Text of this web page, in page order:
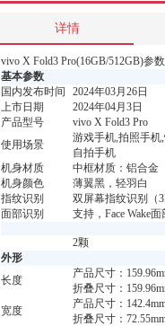
详情
vivo X Fold3 Pro(16GB/512GB)参
基本参数
国内发布时间
2024年03月26日
上市日期
2024年04月3日
产品型号
vivo X Fold3 Pro
使用场景
游戏手机,拍照手机
自拍手机
机身材质
中框材质：铝合金
机身颜色
薄翼黑，轻羽白
指纹识别
双屏幕指纹识别（
面部识别
支持，Face Wake面
2颗
外形
长度
产品尺寸：
折叠尺寸：
宽度
产品尺寸：
折叠尺寸：